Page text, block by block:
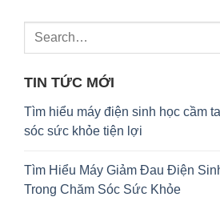
TIN TỨC MỚI
Tìm hiểu máy điện sinh học cầm
sóc sức khỏe tiện lợi
Tìm Hiểu Máy Giảm Đau Điện
Trong Chăm Sóc Sức Khỏe